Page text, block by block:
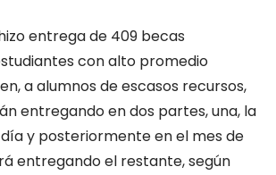
entrega de 409 becas
con alto promedio
a alumnos de escasos recursos,
entregando en dos partes, una, la
y posteriormente en el mes de
entregando el restante, según